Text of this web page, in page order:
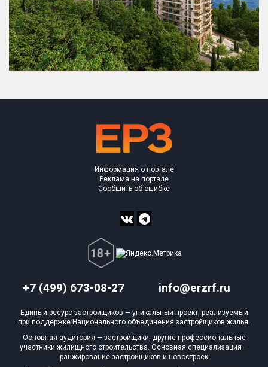
+7 (499) 673-08-27 info@erzrf.ru
Информация о портале
Реклама на портале
Сообщить об ошибке
Единый ресурс застройщиков — уникальный проект, реализуемый
при поддержке Национального объединения застройщиков жилья.
Основная аудитория — застройщики, другие профессиональные
участники жилищного строительства. Основная специализация —
ранжирование застройщиков и новостроек